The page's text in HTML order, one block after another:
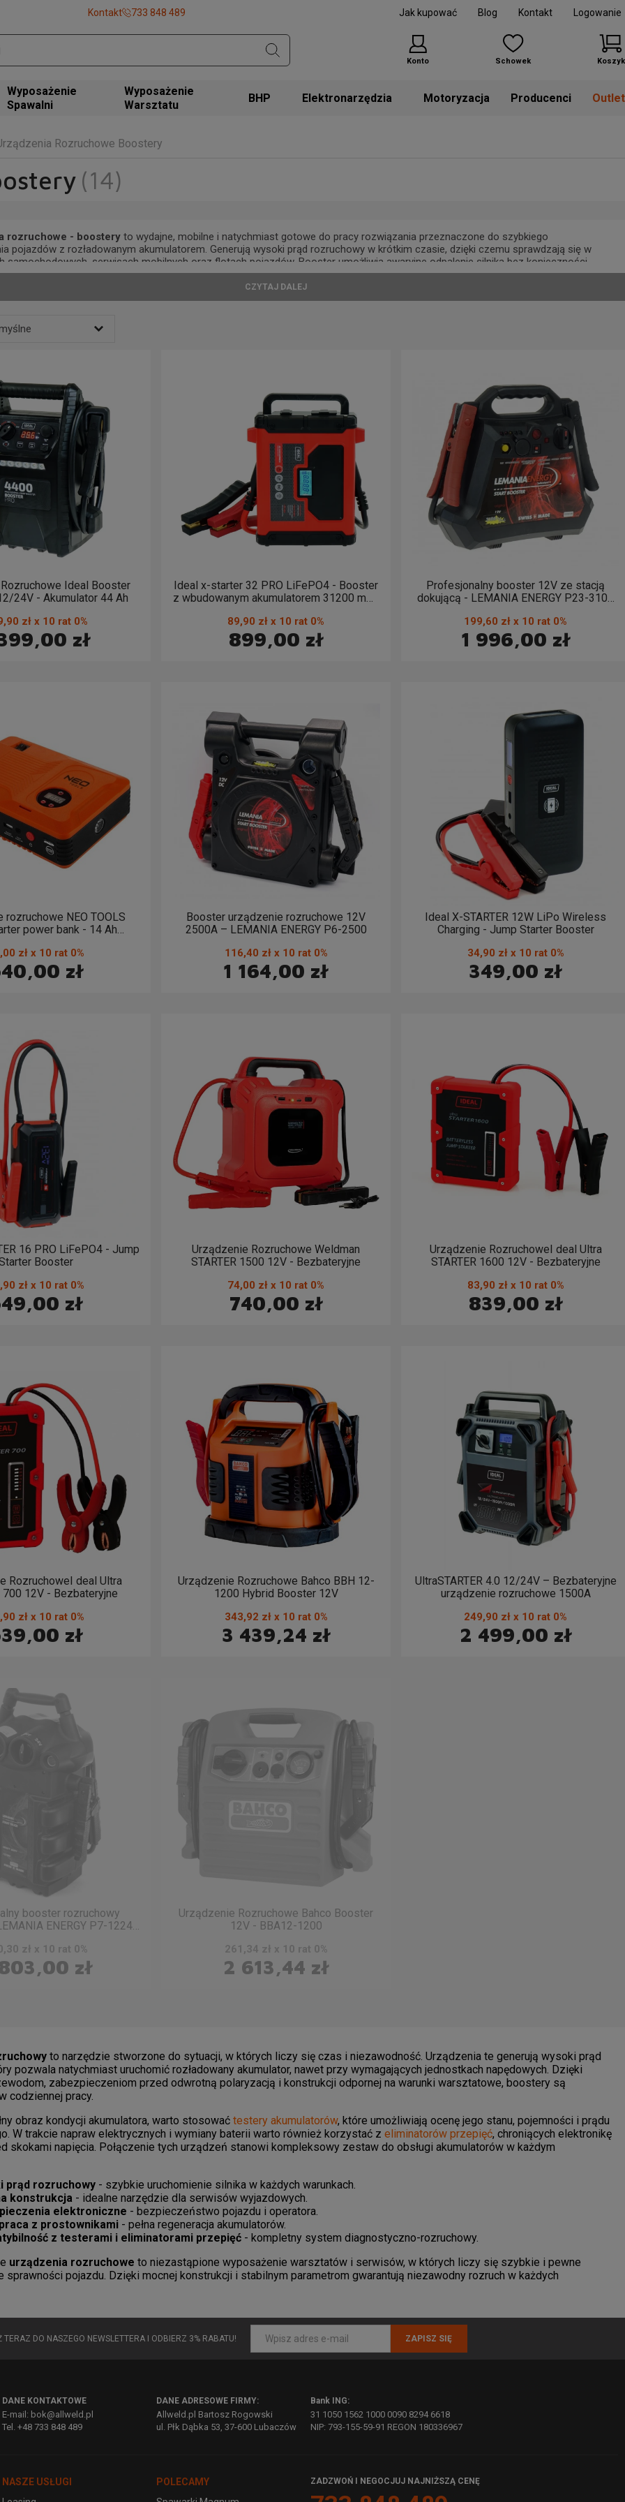
Kontakt 733 848 489 Jak kupować Blog Kontakt Logowanie
Konto Schowek Koszyk
Wyposażenie
Spawalni
Wyposażenie
Warsztatu
BHP Motoryzacja Producenci Outlet
Rozruchowe Boostery
(14)
rozruchowe - boostery to wydajne, mobilne i natychmiast gotowe do pracy rozwiązania przeznaczone do szybkiego
pojazdów z rozładowanym akumulatorem. Generują wysoki prąd rozruchowy w krótkim czasie, dzięki czemu sprawdzają się w
samochodowych, serwisach mobilnych oraz flotach pojazdów. Booster umożliwia awaryjne odpalenie silnika bez konieczności
klasycznego prostownika czy wymiany baterii.
lub pełnej regeneracji, warto stosować również
natomiast
urządzenia rozruchowe z wbudowanym akumulatorem
CZYTAJ DALEJ
od A do Z
od Z do A
ceny
ceny
produktu
Ideal Booster
24V - Akumulator 44 Ah
zł
zł x 10 rat 0%
Ideal x-starter 32 PRO LiFePO4 - Booster
z wbudowanym akumulatorem 31200 mAh
899,00 zł
89,90 zł x 10 rat 0%
Profesjonalny booster 12V ze stacją
dokującą - LEMANIA ENERGY P23-3100
1 996,00 zł
199,60 zł x 10 rat 0%
rozruchowe NEO TOOLS
power bank - 14 Ah
zł
zł x 10 rat 0%
Booster urządzenie rozruchowe 12V
2500A – LEMANIA ENERGY P6-2500
1 164,00 zł
116,40 zł x 10 rat 0%
Ideal X-STARTER 12W LiPo Wireless
Charging - Jump Starter Booster
349,00 zł
34,90 zł x 10 rat 0%
16 PRO LiFePO4 - Jump
Booster
zł
zł x 10 rat 0%
Urządzenie Rozruchowe Weldman
STARTER 1500 12V - Bezbateryjne
740,00 zł
74,00 zł x 10 rat 0%
Urządzenie RozruchoweI deal Ultra
STARTER 1600 12V - Bezbateryjne
839,00 zł
83,90 zł x 10 rat 0%
RozruchoweI deal Ultra
700 12V - Bezbateryjne
zł
zł x 10 rat 0%
Urządzenie Rozruchowe Bahco BBH 12-
1200 Hybrid Booster 12V
3 439,24 zł
343,92 zł x 10 rat 0%
UltraSTARTER 4.0 12/24V – Bezbateryjne
urządzenie rozruchowe 1500A
2 499,00 zł
249,90 zł x 10 rat 0%
booster rozruchowy
ENERGY P7-1224
zł
zł x 10 rat 0%
Urządzenie Rozruchowe Bahco Booster
12V - BBA12-1200
2 613,44 zł
261,34 zł x 10 rat 0%
to narzędzie stworzone do sytuacji, w których liczy się czas i niezawodność. Urządzenia te generują wysoki prąd
pozwala natychmiast uruchomić rozładowany akumulator, nawet przy wymagających jednostkach napędowych. Dzięki
zabezpieczeniom przed odwrotną polaryzacją i konstrukcji odpornej na warunki warsztatowe, boostery są
codziennej pracy.
obraz kondycji akumulatora, warto stosowaćtestery akumulatorów, które umożliwiają ocenę jego stanu, pojemności i prądu
W trakcie napraw elektrycznych i wymiany baterii warto również korzystać zeliminatorów przepięć, chroniących elektronikę
skokami napięcia. Połączenie tych urządzeń stanowi kompleksowy zestaw do obsługi akumulatorów w każdym
prąd rozruchowy - szybkie uruchomienie silnika w każdych warunkach.
konstrukcja - idealne narzędzie dla serwisów wyjazdowych.
elektroniczne - bezpieczeństwo pojazdu i operatora.
z prostownikami - pełna regeneracja akumulatorów.
z testerami i eliminatorami przepięć - kompletny system diagnostyczno-rozruchowy.
urządzenia rozruchowe to niezastąpione wyposażenie warsztatów i serwisów, w których liczy się szybkie i pewne
sprawności pojazdu. Dzięki mocnej konstrukcji i stabilnym parametrom gwarantują niezawodny rozruch w każdych
TERAZ DO NASZEGO NEWSLETTERA I ODBIERZ 3% RABATU! ZAPISZ SIĘ
DANE KONTAKTOWE
E-mail: bok@allweld.pl
Tel. +48 733 848 489
DANE ADRESOWE FIRMY:
Allweld.pl Bartosz Rogowski
ul. Płk Dąbka 53, 37-600 Lubaczów
Bank ING:
31 1050 1562 1000 0090 8294 6618
NIP: 793-155-59-91 REGON 180336967
NASZE USŁUGI
POLECAMY
ZADZWOŃ I NEGOCJUJ NAJNIŻSZĄ CENĘ